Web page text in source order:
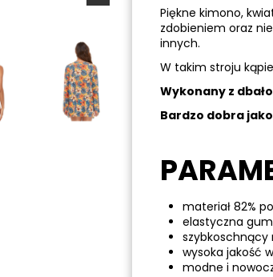
Piękne kimono,
zdobieniem oraz
innych.
W takim stroju
Wykonany z
Bardzo dobra
materiał 82%
elastyczna
szybkoschnący
wysoka jakość
modne i